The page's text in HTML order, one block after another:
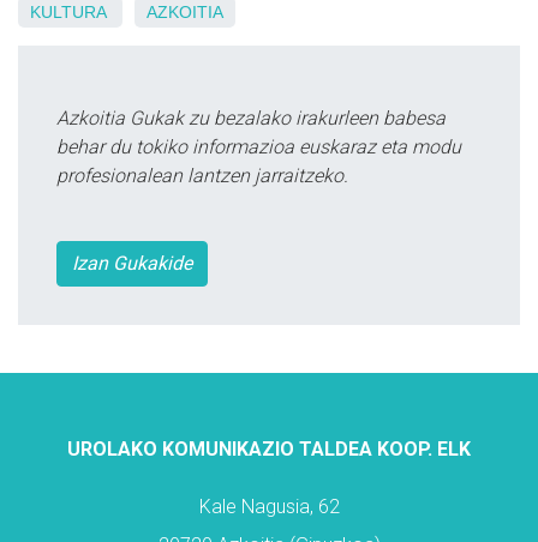
KULTURA AZKOITIA
Azkoitia Gukak zu bezalako irakurleen babesa
behar du tokiko informazioa euskaraz eta modu
profesionalean lantzen jarraitzeko.
Izan Gukakide
UROLAKO KOMUNIKAZIO TALDEA KOOP. ELK
Kale Nagusia, 62